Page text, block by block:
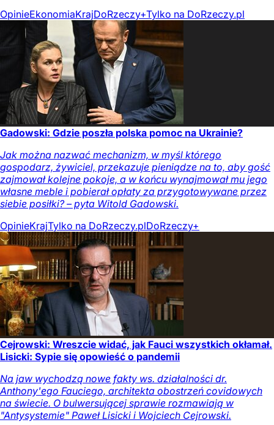
OpinieEkonomiaKrajDoRzeczy+Tylko na DoRzeczy.pl
Gadowski: Gdzie poszła polska pomoc na Ukrainie?
Jak można nazwać mechanizm, w myśl którego
gospodarz, żywiciel, przekazuje pieniądze na to, aby gość
zajmował kolejne pokoje, a w końcu wynajmował mu jego
własne meble i pobierał opłaty za przygotowywane przez
siebie posiłki? – pyta Witold Gadowski.
OpinieKrajTylko na DoRzeczy.plDoRzeczy+
Cejrowski: Wreszcie widać, jak Fauci wszystkich okłamał.
Lisicki: Sypie się opowieść o pandemii
Na jaw wychodzą nowe fakty ws. działalności dr.
Anthony'ego Fauciego, architekta obostrzeń covidowych
na świecie. O bulwersującej sprawie rozmawiają w
"Antysystemie" Paweł Lisicki i Wojciech Cejrowski.